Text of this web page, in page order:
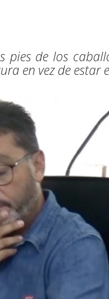
pies de los
en vez de estar